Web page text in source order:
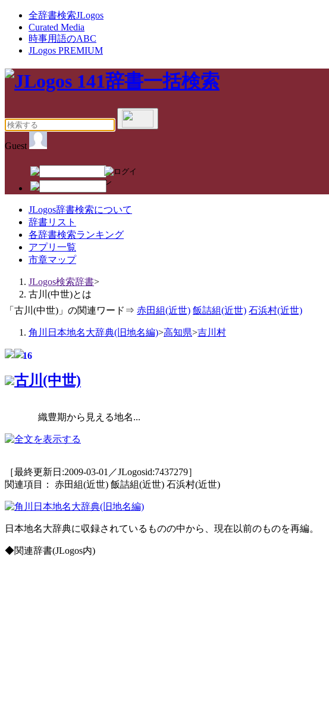
全辞書検索JLogos
Curated Media
時事用語のABC
JLogos PREMIUM
Guest
JLogos辞書検索について
辞書リスト
各辞書検索ランキング
アプリ一覧
市章マップ
JLogos検索辞書>
古川(中世)とは
「古川(中世)」の関連ワード⇒ 赤田組(近世) 飯詰組(近世) 石浜村(近世)
角川日本地名大辞典(旧地名編)>高知県>吉川村
16
古川(中世)
織豊期から見える地名...
［最終更新日:2009-03-01／JLogosid:7437279］
関連項目： 赤田組(近世) 飯詰組(近世) 石浜村(近世)
日本地名大辞典に収録されているものの中から、現在以前のものを再編。
◆関連辞書(JLogos内)